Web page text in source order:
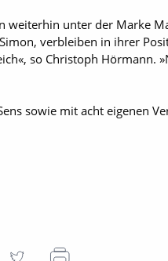
weiterhin unter der Marke
verbleiben in ihrer
so Christoph Hörmann.
sowie mit acht eigenen